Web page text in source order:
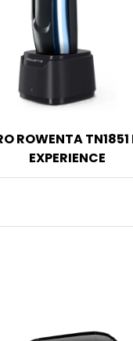
ROWENTA TN1851
EXPERIENCE